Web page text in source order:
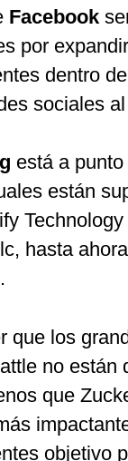
Facebook
por
dentro
sociales
está a
están
hasta
que los
no están
que
objetivo